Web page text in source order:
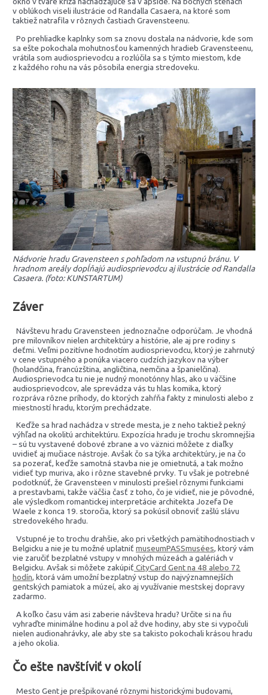
v oblúkoch viseli ilustrácie od Randalla Casaera, na ktoré som
taktiež natrafila v rôznych častiach Gravensteenu.
Po prehliadke kaplnky som sa znovu dostala na nádvorie, kde som
sa ešte pokochala mohutnosťou kamenných hradieb Gravensteenu,
vrátila som audiosprievodcu a rozlúčila sa s týmto miestom, kde
z každého rohu na vás pôsobila energia stredoveku.
Nádvorie hradu Gravensteen s pohľadom na vstupnú bránu. V
hradnom areály dopĺňajú audiosprievodcu aj ilustrácie od Randalla
Casaera. (foto: KUNSTARTUM)
Záver
Návštevu hradu Gravensteen jednoznačne odporúčam. Je vhodná
pre milovníkov nielen architektúry a histórie, ale aj pre rodiny s
deťmi. Veľmi pozitívne hodnotím audiosprievodcu, ktorý je zahrnutý
v cene vstupného a ponúka viacero cudzích jazykov na výber
(holandčina, francúzština, angličtina, nemčina a španielčina).
Audiosprievodca tu nie je nudný monotónny hlas, ako u väčšine
audiosprievodcov, ale sprevádza vás tu hlas komika, ktorý
rozpráva rôzne príhody, do ktorých zahŕňa fakty z minulosti alebo z
miestností hradu, ktorým prechádzate.
Keďže sa hrad nachádza v strede mesta, je z neho taktiež pekný
výhľad na okolitú architektúru. Expozícia hradu je trochu skromnejšia
– sú tu vystavené dobové zbrane a vo väznici môžete z diaľky
uvidieť aj mučiace nástroje. Avšak čo sa týka architektúry, je na čo
sa pozerať, keďže samotná stavba nie je omietnutá, a tak možno
vidieť typ muriva, ako i rôzne stavebné prvky. Tu však je potrebné
podotknúť, že Gravensteen v minulosti prešiel rôznymi funkciami
a prestavbami, takže väčšia časť z toho, čo je vidieť, nie je pôvodné,
ale výsledkom romantickej interpretácie architekta Jozefa De
Waele z konca 19. storočia, ktorý sa pokúsil obnoviť zašlú slávu
stredovekého hradu.
Vstupné je to trochu drahšie, ako pri všetkých pamätihodnostiach v
Belgicku a nie je tu možné uplatniťmuseumPASSmusées, ktorý vám
vie zaručiť bezplatné vstupy v mnohých múzeách a galériách v
Belgicku. Avšak si môžete zakúpiť CityCard Gent na 48 alebo 72
hodín, ktorá vám umožní bezplatný vstup do najvýznamnejších
gentských pamiatok a múzeí, ako aj využívanie mestskej dopravy
zadarmo.
A koľko času vám asi zaberie návšteva hradu? Určite si na ňu
vyhraďte minimálne hodinu a pol až dve hodiny, aby ste si vypočuli
nielen audionahrávky, ale aby ste sa takisto pokochali krásou hradu
a jeho okolia.
Čo ešte navštíviť v okolí
Mesto Gent je prešpikované rôznymi historickými budovami,